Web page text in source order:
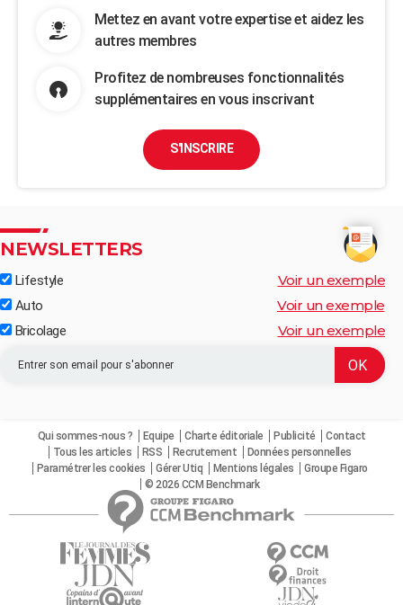
Mettez en avant votre expertise et aidez les
autres membres
Profitez de nombreuses fonctionnalités
supplémentaires en vous inscrivant
S'INSCRIRE
NEWSLETTERS
Lifestyle Voir un exemple
Auto Voir un exemple
Bricolage Voir un exemple
Qui sommes-nous ? Equipe Charte éditoriale Publicité
Contact
Tous les articles
RSS Recrutement
Données personnelles
Paramétrer les cookies
Gérer Utiq Mentions légales
Groupe Figaro
© 2026 CCM Benchmark